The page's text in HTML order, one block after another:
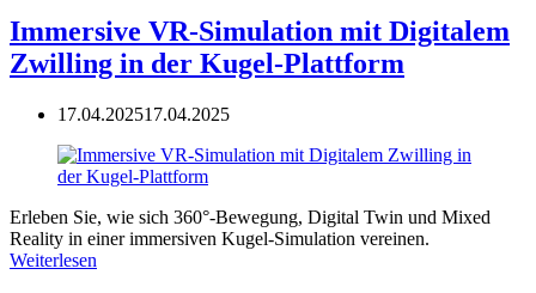
Immersive VR-Simulation mit Digitalem
Zwilling in der Kugel-Plattform
17.04.202517.04.2025
Erleben Sie, wie sich 360°-Bewegung, Digital Twin und Mixed
Reality in einer immersiven Kugel-Simulation vereinen.
Weiterlesen